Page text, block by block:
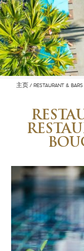
主页 RESTAURANT &